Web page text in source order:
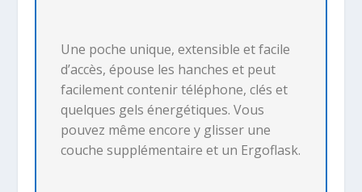
Une poche unique, extensible et facile
d’accès, épouse les hanches et peut
facilement contenir téléphone, clés et
quelques gels énergétiques. Vous
pouvez même encore y glisser une
couche supplémentaire et un Ergoflask.